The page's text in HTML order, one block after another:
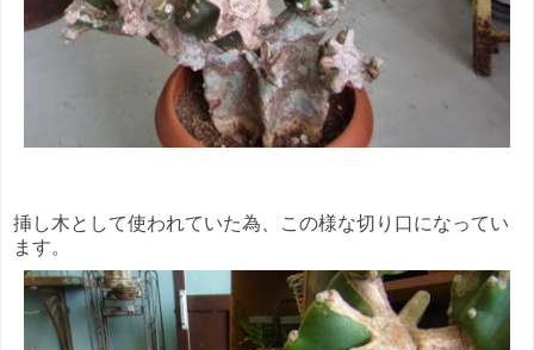
挿し木として使われていた為、この様な切り口になってい
ます。